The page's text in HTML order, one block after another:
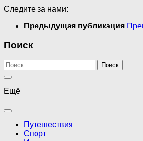
Следите за нами:
Предыдущая публикация
Поиск
Найти:
Ещё
Путешествия
Спорт